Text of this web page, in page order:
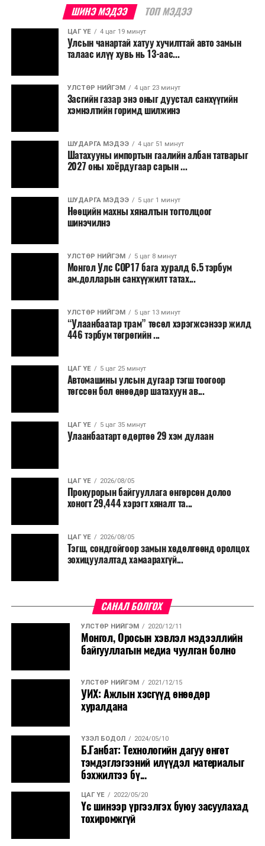
Трамвайн системийг хөгжүүлснээр нийтийн тээвэрт
суурилсан хот төлөвлөлтийг дэмжиж, шугам болон
зогсоолуудыг түшиглэсэн худалдаа, үйлчилгээ, орон
сууцны шинэ бүсүүд бий болох боломжтой. Үүний
зэрэгцээ ажлын байр нэмэгдэх, жижиг, дунд
бизнесийн үйл ажиллагаа өргөжих, үл хөдлөх
хөрөнгийн үнэ цэнэ өсөх зэрэг эдийн засгийн эерэг
үр нөлөө үзүүлнэ гэж тооцсон байна.
Трамвай нь цахилгаан эрчим хүчээр ажилладаг тул
ашиглалтын явцад агаар бохирдуулагч бодис шууд
ялгаруулахгүй. Иргэд хувийн автомашинаас их
багтаамжийн нийтийн тээвэрт шилжсэнээр замын
хөдөлгөөний ачаалал, нүүрстөрөгчийн давхар исэл
болон бусад хүлэмжийн хийн ялгарлыг бууруулах ач
холбогдолтой.
Түгжрэлээс үүдэлтэй эдийн засгийн алдагдлыг
тооцоход нэг автомашин өдөрт дунджаар 2.5 цаг
түгжрэлд саатахдаа 3.45 литр шатахууныг үр ашиггүй
зарцуулдаг байна. Ингэснээр нэг жолооч өдөрт
8,238.6 төгрөг, жилд 1.7 сая гаруй төгрөгийн
шатахууны зардлыг зөвхөн түгжрэлд алддаг аж.
“Улаанбаатар трам” төсөл хэрэгжиж, авто замын
ачаалал буурснаар трассын дагуух автомашинуудын
шатахууны хэмнэлт жилд 446 тэрбум төгрөгт хүрэх
боломжтой гэсэн тооцоог техник, эдийн засгийн
үндэслэлд тусгажээ.
Төсөл хэрэгжсэнээр иргэдийн зорчих хугацаа
богиносож, түгжрэлээс үүдэлтэй эдийн засгийн
тогтолцоо бүрдэх ач холбогдолтой юм.
ШИНЭ МЭДЭЭ ТОП МЭДЭЭ
ЦАГ ҮЕ 4 цаг 19 минут
Улсын чанартай хатуу хучилттай авто замын
талаас илүү хувь нь 13-аас...
УЛСТӨР НИЙГЭМ 4 цаг 23 минут
Засгийн газар энэ оныг дуустал санхүүгийн
хэмнэлтийн горимд шилжинэ
ШУДАРГА МЭДЭЭ 4 цаг 51 минут
Шатахууны импортын гаалийн албан татварыг
2027 оны хоёрдугаар сарын ...
ШУДАРГА МЭДЭЭ 5 цаг 1 минут
Нөөцийн махны хяналтын тогтолцоог
шинэчилнэ
УЛСТӨР НИЙГЭМ 5 цаг 8 минут
Монгол Улс COP17 бага хуралд 6.5 тэрбум
ам.долларын санхүүжилт татах...
УЛСТӨР НИЙГЭМ 5 цаг 13 минут
“Улаанбаатар трам” төсөл хэрэгжсэнээр жилд
446 тэрбум төгрөгийн ...
ЦАГ ҮЕ 5 цаг 25 минут
Автомашины улсын дугаар тэгш тоогоор
төгссөн бол өнөөдөр шатахуун ав...
ЦАГ ҮЕ 5 цаг 35 минут
Улаанбаатарт өдөртөө 29 хэм дулаан
ЦАГ ҮЕ 2026/08/05
Прокурорын байгууллага өнгөрсөн долоо
хоногт 29,444 хэрэгт хяналт та...
ЦАГ ҮЕ 2026/08/05
Тэгш, сондгойгоор замын хөдөлгөөнд оролцох
зохицуулалтад хамаарахгүй...
САНАЛ БОЛГОХ
УЛСТӨР НИЙГЭМ 2020/12/11
Монгол, Оросын хэвлэл мэдээллийн
байгууллагын медиа чуулган болно
УЛСТӨР НИЙГЭМ 2021/12/15
УИХ: Ажлын хэсгүүд өнөөдөр
хуралдана
ҮЗЭЛ БОДОЛ 2024/05/10
Б.Ганбат: Технологийн дагуу өнгөт
тэмдэглэгээний илүүдэл материалыг
бэхжилтээ бү...
ЦАГ ҮЕ 2022/05/20
Үс шинээр үргээлгэх буюу засуулахад
тохиромжгүй